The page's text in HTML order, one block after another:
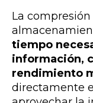
La
tiempo
información,
rendimiento
directamente